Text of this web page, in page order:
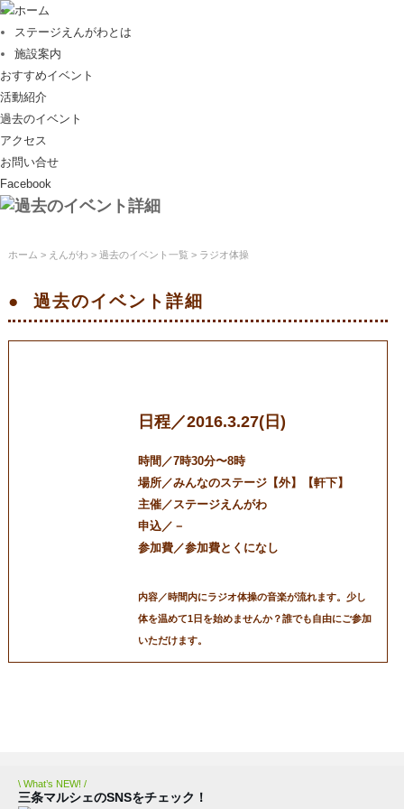
ホーム
ステージえんがわとは
施設案内
おすすめイベント
活動紹介
過去のイベント
アクセス
お問い合せ
Facebook
ホーム > えんがわ> 過去のイベント一覧 > ラジオ体操
過去のイベント 詳細
日程／2016.3.27(日)
時間／7時30分〜8時
場所／みんなのステージ【外】【軒下】
主催／ステージえんがわ
申込／－
参加費／参加費とくになし
内容／時間内にラジオ体操の音楽が流れます。少し
体を温めて1日を始めませんか？誰でも自由にご参加
いただけます。
\ What’s NEW! /
三条マルシェのSNSをチェック！